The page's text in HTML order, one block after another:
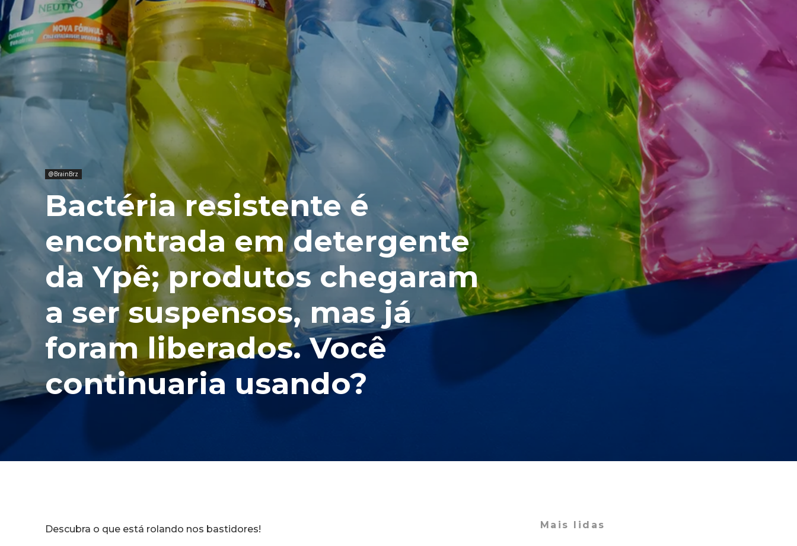
@BrainBrz
Bactéria resistente é
encontrada em detergente
da Ypê; produtos chegaram
a ser suspensos, mas já
foram liberados. Você
continuaria usando?
Descubra o que está rolando nos bastidores! Mais lidas